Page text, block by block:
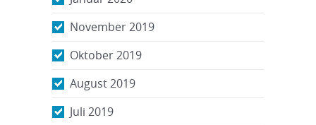
November 2019
Oktober 2019
August 2019
Juli 2019